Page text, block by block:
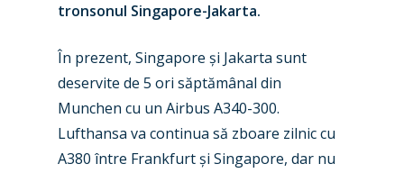
tronsonul Singapore-Jakarta.
În prezent, Singapore și Jakarta sunt
deservite de 5 ori săptămânal din
Munchen cu un Airbus A340-300.
Lufthansa va continua să zboare zilnic cu
A380 între Frankfurt și Singapore, dar nu
New Routes
Industry